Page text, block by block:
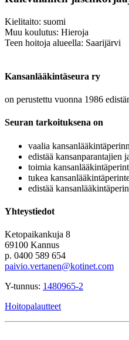
Kielitaito: suomi
Muu koulutus: Hieroja
Teen hoitoja alueella: Saarijärvi
Kansanlääkintäseura ry
on perustettu vuonna 1986
Seuran tarkoituksena on
vaalia
edistää kansanparantajien
toimia
tukea
edistää
Yhteystiedot
Ketopaikankuja 8
69100 Kannus
p. 0400 589 654
paivio.vertanen@kotinet.com
Y-tunnus: 1480965-2
Hoitopalautteet